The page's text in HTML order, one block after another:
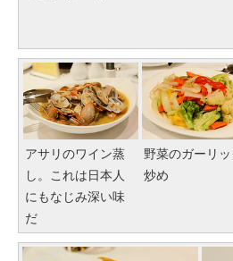
アサリのワイン蒸
し。これは日本人
にもなじみ深い味
だ
野菜のガーリッ
炒め